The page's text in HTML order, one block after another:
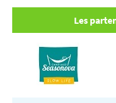
Les